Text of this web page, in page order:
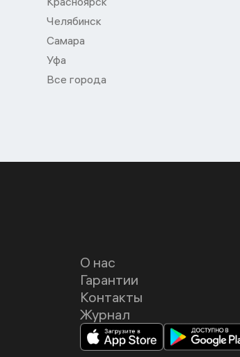
Челябинск
Самара
Уфа
Все города
О нас
Гарантии
Контакты
Журнал